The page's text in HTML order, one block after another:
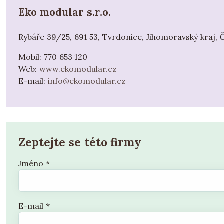
Eko modular s.r.o.
Rybáře 39/25, 691 53, Tvrdonice, Jihomoravský kraj,
Mobil: 770 653 120
Web: www.ekomodular.cz
E-mail: info@ekomodular.cz
Zeptejte se této firmy
Jméno *
E-mail *